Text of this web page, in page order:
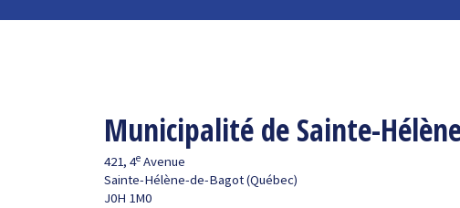
Municipalité de Sainte-
421, 4e Avenue
Sainte-Hélène-de-Bagot (Québec)
J0H 1M0